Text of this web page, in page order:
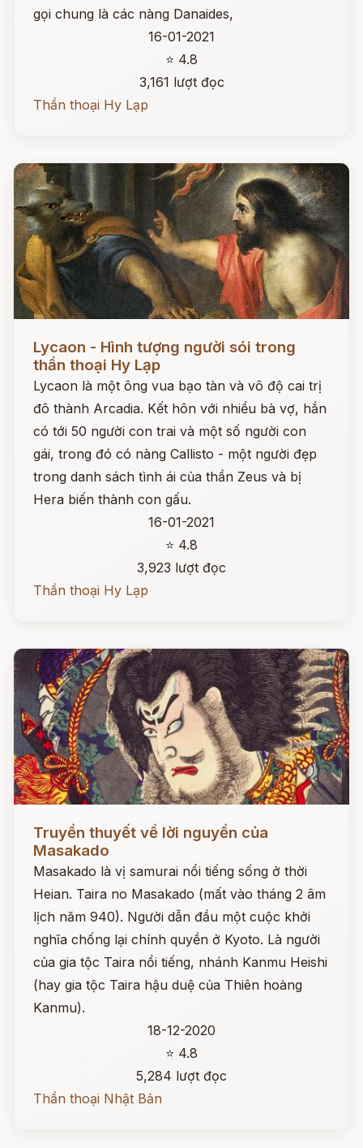
gọi chung là các nàng Danaides,
16-01-2021
⭐ 4.8
3,161 lượt đọc
Thần thoại Hy Lạp
Lycaon - Hình tượng người sói trong
thần thoại Hy Lạp
Lycaon là một ông vua bạo tàn và vô độ cai trị
đô thành Arcadia. Kết hôn với nhiều bà vợ, hắn
có tới 50 người con trai và một số người con
gái, trong đó có nàng Callisto - một người đẹp
trong danh sách tình ái của thần Zeus và bị
Hera biến thành con gấu.
16-01-2021
⭐ 4.8
3,923 lượt đọc
Thần thoại Hy Lạp
Đọc ngay
Truyền thuyết về lời nguyền của
Masakado
Masakado là vị samurai nổi tiếng sống ở thời
Heian. Taira no Masakado (mất vào tháng 2 âm
lịch năm 940). Người dẫn đầu một cuộc khởi
nghĩa chống lại chính quyền ở Kyoto. Là người
của gia tộc Taira nổi tiếng, nhánh Kanmu Heishi
(hay gia tộc Taira hậu duệ của Thiên hoàng
Kanmu).
18-12-2020
⭐ 4.8
5,284 lượt đọc
Thần thoại Nhật Bản